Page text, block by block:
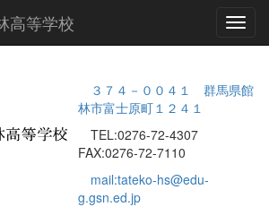
高等学校
３７４－００４１ 群馬県館
林市富士原町１２４１
TEL:0276-72-4307
FAX:0276-72-7110
mail:tateko-hs@edu-
g.gsn.ed.jp